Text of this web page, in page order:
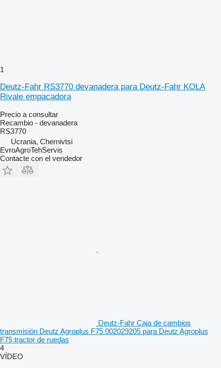
1
Deutz-Fahr RS3770 devanadera para Deutz-Fahr KOLA
Rivale empacadora
Precio a consultar
Recambio - devanadera
RS3770
Ucrania, Chernivtsi
EvroAgroTehServis
Contacte con el vendedor
Deutz-Fahr Caja de cambios
transmisión Deutz Agroplus F75 002029205 para Deutz Agroplus
F75 tractor de ruedas
4
VÍDEO